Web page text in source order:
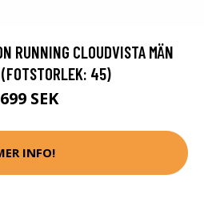
RUNNING CLOUDVISTA MÄN
45)
SEK
INFO!